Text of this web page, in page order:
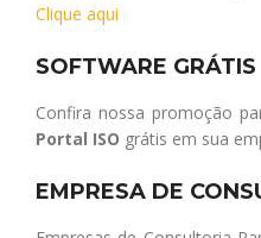
Clique aqui
SOFTWARE GRÁTIS
Confira nossa promoção
Portal ISO grátis em sua
EMPRESA DE